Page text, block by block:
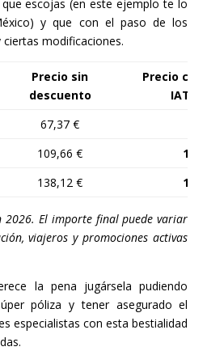
escojas (en este ejemplo te lo
y que con el paso de los
modificaciones.
Precio sin
descuento
Precio con
IATI
67,37 €
109,66 €
104,18
138,12 € 131,21
2026. El importe final puede variar
viajeros y promociones activas
la pena jugársela pudiendo
póliza y tener asegurado el
especialistas con esta bestialidad